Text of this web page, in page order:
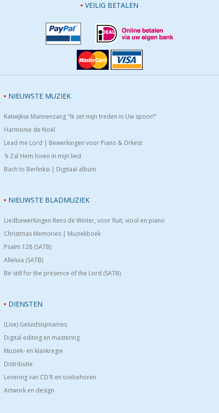
VEILIG BETALEN
NIEUWSTE MUZIEK
Katwijkse Mannenzang "Ik zet mijn treden in Uw spoor!"
Harmonie de Noël
Lead me Lord | Bewerkingen voor Piano & Orkest
'k Zal Hem loven in mijn lied
Bach to Berlinksi | Digitaal album
NIEUWSTE BLADMUZIEK
Liedbewerkingen Rens de Winter, voor fluit, viool en piano
Christmas Memories | Muziekboek
Psalm 128 (SATB)
Alleluia (SATB)
Be still for the presence of the Lord (SATB)
DIENSTEN
(Live) Geluidsopnames
Digital editing en mastering
Muziek- en klankregie
Distributie
Levering van CD'R en toebehoren
Artwork en design